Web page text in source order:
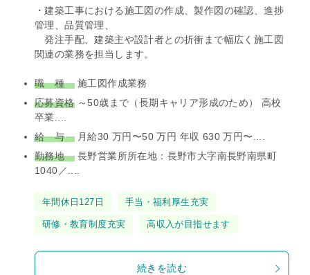
・建築工事における施工図の作成、製作図の確認、進捗
管理、品質管理、
発注手配、建築主や設計者との折衝まで幅広く施工図
関連の業務を担当します。
職 種施工図作成業務
応募資格～50歳まで（長期キャリア形成のため） 高校
卒業....
給 与月給30 万円〜50 万円 年収 630 万円〜....
勤務地長野営業所所在地：長野市大字南長野南県町
1040／....
タ年間休日127日 手当・福利厚生充実
研修・教育制度充実 高収入が目指せます
続きを読む